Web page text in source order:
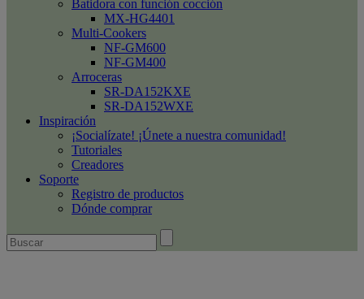
Batidora con función cocción
MX-HG4401
Multi-Cookers
NF-GM600
NF-GM400
Arroceras
SR-DA152KXE
SR-DA152WXE
Inspiración
¡Socialízate! ¡Únete a nuestra comunidad!
Tutoriales
Creadores
Soporte
Registro de productos
Dónde comprar